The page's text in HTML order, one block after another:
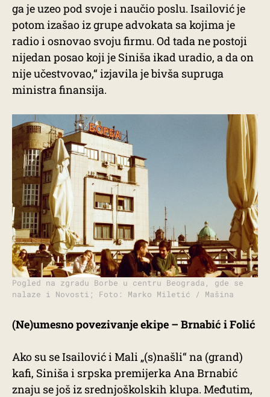
ga je uzeo pod svoje i naučio poslu. Isailović je
potom izašao iz grupe advokata sa kojima je
radio i osnovao svoju firmu. Od tada ne postoji
nijedan posao koji je Siniša ikad uradio, a da on
nije učestvovao,“ izjavila je bivša supruga
ministra finansija.
Pogled na zgradu Borbe u centru Beograda, gde se
nalaze i Novosti; Foto: Marko Miletić / Mašina
(Ne)umesno povezivanje ekipe – Brnabić i Folić
Ako su se Isailović i Mali „(s)našli“ na (grand)
kafi, Siniša i srpska premijerka Ana Brnabić
znaju se još iz srednjoškolskih klupa. Međutim,